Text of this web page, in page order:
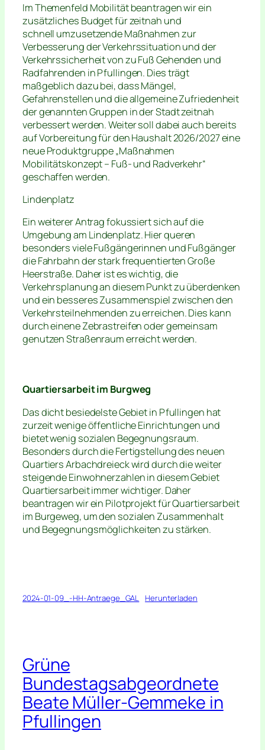
Im Themenfeld Mobilität beantragen wir ein
zusätzliches Budget für zeitnah und
schnell umzusetzende Maßnahmen zur
Verbesserung der Verkehrssituation und der
Verkehrssicherheit von zu Fuß Gehenden und
Radfahrenden in Pfullingen. Dies trägt
maßgeblich dazu bei, dass Mängel,
Gefahrenstellen und die allgemeine Zufriedenheit
der genannten Gruppen in der Stadt zeitnah
verbessert werden. Weiter soll dabei auch bereits
auf Vorbereitung für den Haushalt 2026/2027 eine
neue Produktgruppe „Maßnahmen
Mobilitätskonzept – Fuß- und Radverkehr“
geschaffen werden.
Lindenplatz
Ein weiterer Antrag fokussiert sich auf die
Umgebung am Lindenplatz. Hier queren
besonders viele Fußgängerinnen und Fußgänger
die Fahrbahn der stark frequentierten Große
Heerstraße. Daher ist es wichtig, die
Verkehrsplanung an diesem Punkt zu überdenken
und ein besseres Zusammenspiel zwischen den
Verkehrsteilnehmenden zu erreichen. Dies kann
durch einene Zebrastreifen oder gemeinsam
genutzen Straßenraum erreicht werden.
Quartiersarbeit im Burgweg
Das dicht besiedelste Gebiet in Pfullingen hat
zurzeit wenige öffentliche Einrichtungen und
bietet wenig sozialen Begegnungsraum.
Besonders durch die Fertigstellung des neuen
Quartiers Arbachdreieck wird durch die weiter
steigende Einwohnerzahlen in diesem Gebiet
Quartiersarbeit immer wichtiger. Daher
beantragen wir ein Pilotprojekt für Quartiersarbeit
im Burgeweg, um den sozialen Zusammenhalt
und Begegnungsmöglichkeiten zu stärken.
2024-01-09_-HH-Antraege_GAL Herunterladen
Grüne
Bundestagsabgeordnete
Beate Müller-Gemmeke in
Pfullingen